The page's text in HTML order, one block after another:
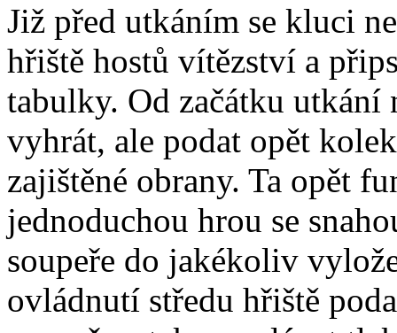
Již před utkáním se kluci
hřiště hostů vítězství a
tabulky. Od začátku
vyhrát, ale podat opět
zajištěné obrany. Ta opět
jednoduchou hrou se
soupeře do jakékoliv
ovládnutí středu hřiště